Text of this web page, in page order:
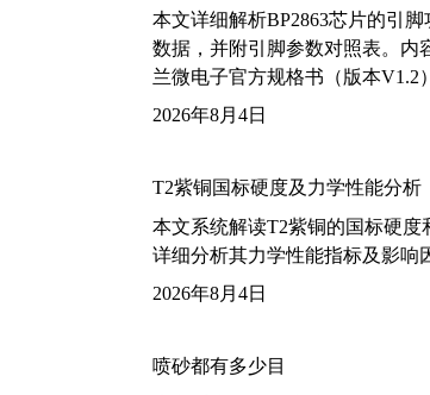
本文详细解析BP2863芯片的引
数据，并附引脚参数对照表。内
兰微电子官方规格书（版本V1.2
2026年8月4日
T2紫铜国标硬度及力学性能分析
本文系统解读T2紫铜的国标硬度
详细分析其力学性能指标及影响
2026年8月4日
喷砂都有多少目